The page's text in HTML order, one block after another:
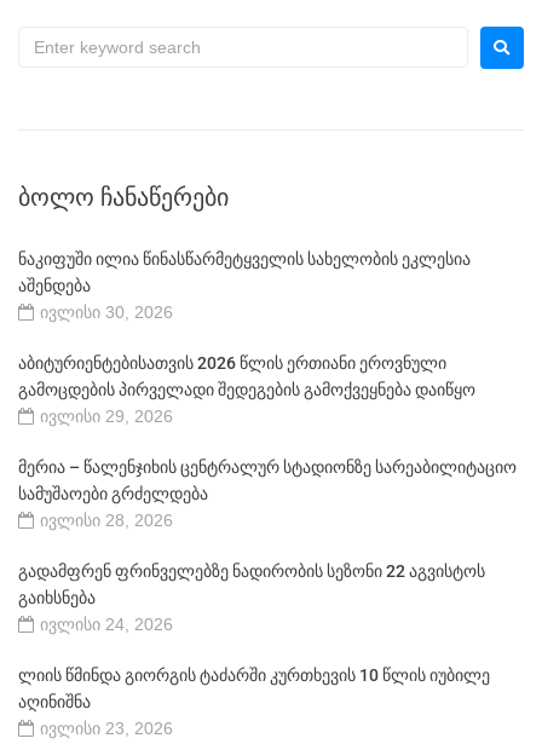
ᲑᲝᲚᲝ ᲩᲐᲜᲐᲬᲔᲠᲔᲑᲘ
ნაკიფუში ილია წინასწარმეტყველის სახელობის ეკლესია
აშენდება
ივლისი 30, 2026
აბიტურიენტებისათვის 2026 წლის ერთიანი ეროვნული
გამოცდების პირველადი შედეგების გამოქვეყნება დაიწყო
ივლისი 29, 2026
მერია – წალენჯიხის ცენტრალურ სტადიონზე სარეაბილიტაციო
სამუშაოები გრძელდება
ივლისი 28, 2026
გადამფრენ ფრინველებზე ნადირობის სეზონი 22 აგვისტოს
გაიხსნება
ივლისი 24, 2026
ლიის წმინდა გიორგის ტაძარში კურთხევის 10 წლის იუბილე
აღინიშნა
ივლისი 23, 2026